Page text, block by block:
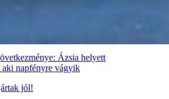
Ázsia helyett
aki napfényre vágyik
jól!